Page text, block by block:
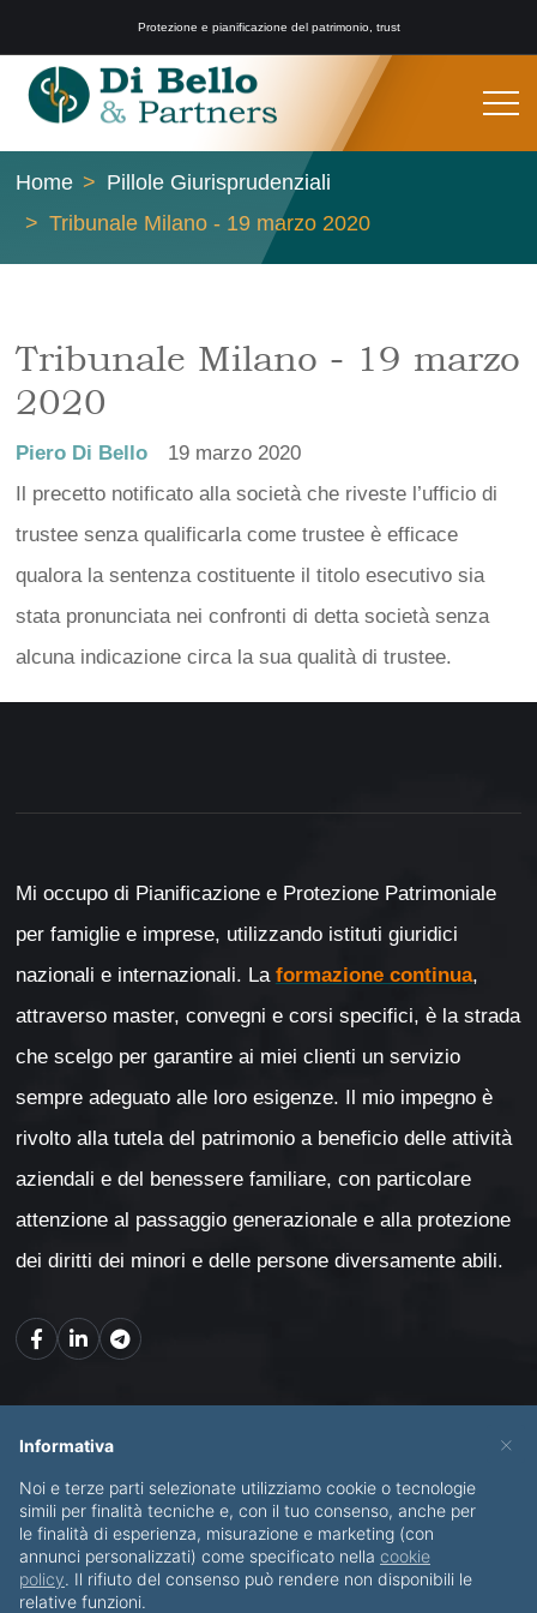
Protezione e pianificazione del patrimonio, trust
Home
Pillole Giurisprudenziali
Tribunale Milano - 19 marzo 2020
Tribunale Milano - 19 marzo
2020
Piero Di Bello
19 marzo 2020
Il precetto notificato alla società che riveste l’ufficio di
trustee senza qualificarla come trustee è efficace
qualora la sentenza costituente il titolo esecutivo sia
stata pronunciata nei confronti di detta società senza
alcuna indicazione circa la sua qualità di trustee.
Mi occupo di Pianificazione e Protezione Patrimoniale
per famiglie e imprese, utilizzando istituti giuridici
nazionali e internazionali. La formazione continua,
attraverso master, convegni e corsi specifici, è la strada
che scelgo per garantire ai miei clienti un servizio
sempre adeguato alle loro esigenze. Il mio impegno è
rivolto alla tutela del patrimonio a beneficio delle attività
aziendali e del benessere familiare, con particolare
attenzione al passaggio generazionale e alla protezione
dei diritti dei minori e delle persone diversamente abili.
CHI SONO SERVIZI
BLOG CONTATTI
×
Informativa
Noi e terze parti selezionate utilizziamo cookie o tecnologie
simili per finalità tecniche e, con il tuo consenso, anche per
le finalità di esperienza, misurazione e marketing (con
annunci personalizzati) come specificato nella cookie
policy. Il rifiuto del consenso può rendere non disponibili le
relative funzioni.